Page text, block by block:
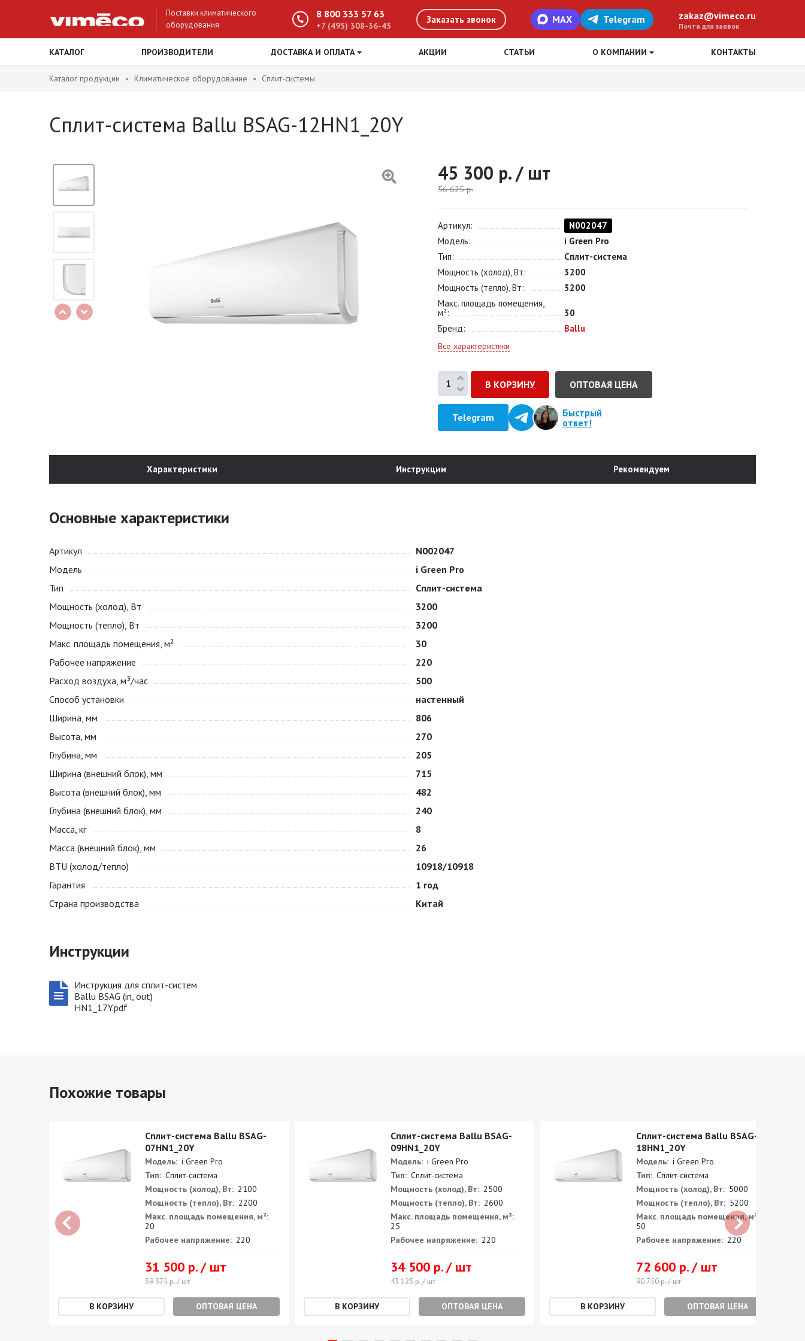
Поставки климатического
оборудования
8 800 333 57 63
+7 (495) 308-36-45
Заказать звонок MAX Telegram zakaz@vimeco.ru
Почта для заявок
КАТАЛОГ ПРОИЗВОДИТЕЛИ ДОСТАВКА И ОПЛАТА АКЦИИ СТАТЬИ О КОМПАНИИ КОНТАКТЫ
Каталог продукции Климатическое оборудование Сплит-системы
Сплит-система Ballu BSAG-12HN1_20Y
45 300 р. / шт
56 625р.
Артикул
N002047
Модель
i Green Pro
Тип
Сплит-система
Мощность (холод), Вт
3200
Мощность (тепло), Вт
3200
Макс. площадь помещения,
м²
30
Бренд
Ballu
Все характеристики
ОПТОВАЯ ЦЕНА
Telegram
Быстрый
ответ!
Характеристики Инструкции Рекомендуем
Основные характеристики
Артикул
N002047
Модель
i Green Pro
Тип
Сплит-система
Мощность (холод), Вт
3200
Мощность (тепло), Вт
3200
Макс. площадь помещения, м²
30
Рабочее напряжение
220
Расход воздуха, м³/час
500
Способ установки
настенный
Ширина, мм
806
Высота, мм
270
Глубина, мм
205
Ширина (внешний блок), мм
715
Высота (внешний блок), мм
482
Глубина (внешний блок), мм
240
Масса, кг
8
Масса (внешний блок), мм
26
BTU (холод/тепло)
10918/10918
Гарантия
1 год
Страна производства
Китай
Инструкции
Инструкция для сплит-систем
Ballu BSAG (in, out)
HN1_17Y.pdf
Похожие товары
Сплит-система Ballu BSAG-
07HN1_20Y
Модель: i Green Pro
Тип: Сплит-система
Мощность (холод), Вт: 2100
Мощность (тепло), Вт: 2200
Макс. площадь помещения, м²:
20
Рабочее напряжение: 220
31 500 р. / шт
39 375 р. / шт
ОПТОВАЯ ЦЕНА
Сплит-система Ballu BSAG-
09HN1_20Y
Модель: i Green Pro
Тип: Сплит-система
Мощность (холод), Вт: 2500
Мощность (тепло), Вт: 2600
Макс. площадь помещения, м²:
25
Рабочее напряжение: 220
34 500 р. / шт
43 125 р. / шт
ОПТОВАЯ ЦЕНА
Сплит-система Ballu BSAG-
18HN1_20Y
Модель: i Green Pro
Тип: Сплит-система
Мощность (холод), Вт: 5000
Мощность (тепло), Вт: 5200
Макс. площадь помещения, м²:
50
Рабочее напряжение: 220
72 600 р. / шт
90 750 р. / шт
ОПТОВАЯ ЦЕНА